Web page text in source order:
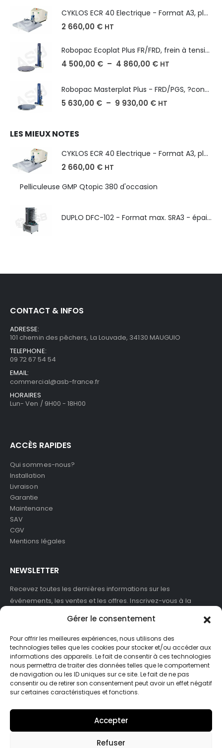
Gérer le consentement
Pour offrir les meilleures expériences, nous utilisons des
technologies telles que les cookies pour stocker et/ou accéder aux
informations des appareils. Le fait de consentir à ces technologies
nous permettra de traiter des données telles que le comportement
de navigation ou les ID uniques sur ce site. Le fait de ne pas
consentir ou de retirer son consentement peut avoir un effet négatif
sur certaines caractéristiques et fonctions.
Accepter
Refuser
CYKLOS ECR 40 Electrique - Format A3, plusieurs unités coupe
2 660,00 € HT
Robopac Ecoplat Plus FR/FRD, frein à tension mécanique
4 500,00 € – 4 860,00 € HT
Robopac Masterplat Plus - FRD/PGS, ?conomie et performance
5 630,00 € – 9 930,00 € HT
LES MIEUX NOTES
CYKLOS ECR 40 Electrique - Format A3, plusieurs unités coupe
2 660,00 € HT
Pelliculeuse GMP Qtopic 380 d'occasion
DUPLO DFC-102 - Format max. SRA3 - épaisseur de 50 à 130g/m
CONTACT & INFOS
ADRESSE:
101 chemin des pêchers, La Louvade, 34130 MAUGUIO
TELEPHONE:
09 72 67 54 54
EMAIL:
commercial@asb-france.fr
HORAIRES
Lun- Ven / 9H00 - 18H00
ACCÈS RAPIDES
Qui sommes-nous?
Installation
Livraison
Garantie
Maintenance
SAV
CGV
Mentions légales
NEWSLETTER
Recevez toutes les dernières informations sur les
événements, les ventes et les offres. Inscrivez-vous à la
J'accepte de recevoir des newsletters et des informations
marketing de ASB France.